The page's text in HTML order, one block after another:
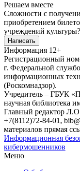
Решаем вместе
Сложности с
приобретением
учреждений культуры?
Написать
Информация 12+
Регистрационный
г. Федеральной
информационных
(Роскомнадзор).
Учредитель – ГБУК
научная библиотека
Главный редактор
+7(8112)72-84-01,
материалов прямая
Информационная
кибермошенников
Меню